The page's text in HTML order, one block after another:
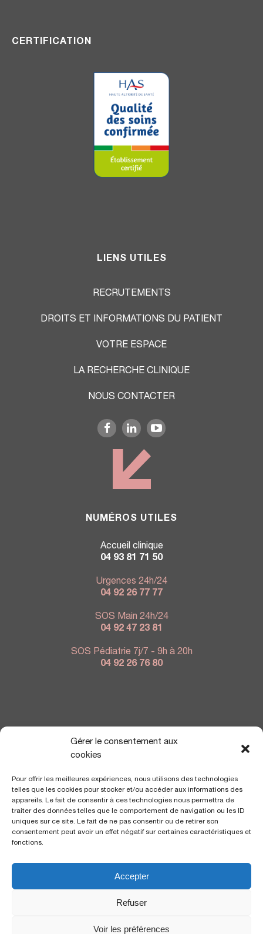
Gérer le consentement aux
cookies
Pour offrir les meilleures expériences, nous utilisons des technologies
telles que les cookies pour stocker et/ou accéder aux informations des
appareils. Le fait de consentir à ces technologies nous permettra de
traiter des données telles que le comportement de navigation ou les ID
uniques sur ce site. Le fait de ne pas consentir ou de retirer son
consentement peut avoir un effet négatif sur certaines caractéristiques et
fonctions.
Accepter
Refuser
Voir les préférences
CERTIFICATION
LIENS UTILES
RECRUTEMENTS
DROITS ET INFORMATIONS DU PATIENT
VOTRE ESPACE
LA RECHERCHE CLINIQUE
NOUS CONTACTER
NUMÉROS UTILES
Accueil clinique
04 93 81 71 50
Urgences 24h/24
04 92 26 77 77
SOS Main 24h/24
04 92 47 23 81
SOS Pédiatrie 7j/7 - 9h à 20h
04 92 26 76 80
NOUS TROUVER
Polyclinique Saint George
06105 Nice Cedex 2